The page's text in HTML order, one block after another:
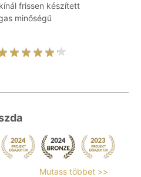
frissen készített
minőségű
Mutass többet >>